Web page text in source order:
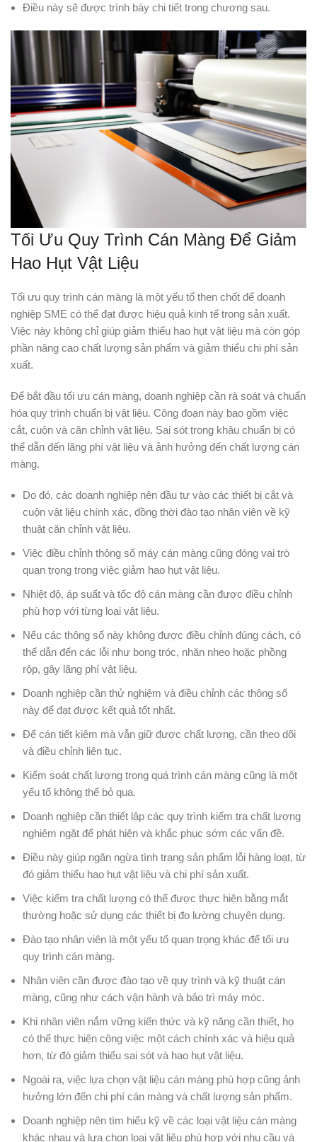
Điều này sẽ được trình bày chi tiết trong chương sau.
Tối Ưu Quy Trình Cán Màng Để Giảm
Hao Hụt Vật Liệu
Tối ưu quy trình cán màng là một yếu tố then chốt để doanh
nghiệp SME có thể đạt được hiệu quả kinh tế trong sản xuất.
Việc này không chỉ giúp giảm thiểu hao hụt vật liệu mà còn góp
phần nâng cao chất lượng sản phẩm và giảm thiểu chi phí sản
xuất.
Để bắt đầu tối ưu cán màng, doanh nghiệp cần rà soát và chuẩn
hóa quy trình chuẩn bị vật liệu. Công đoạn này bao gồm việc
cắt, cuộn và căn chỉnh vật liệu. Sai sót trong khâu chuẩn bị có
thể dẫn đến lãng phí vật liệu và ảnh hưởng đến chất lượng cán
màng.
Do đó, các doanh nghiệp nên đầu tư vào các thiết bị cắt và
cuộn vật liệu chính xác, đồng thời đào tạo nhân viên về kỹ
thuật căn chỉnh vật liệu.
Việc điều chỉnh thông số máy cán màng cũng đóng vai trò
quan trọng trong việc giảm hao hụt vật liệu.
Nhiệt độ, áp suất và tốc độ cán màng cần được điều chỉnh
phù hợp với từng loại vật liệu.
Nếu các thông số này không được điều chỉnh đúng cách, có
thể dẫn đến các lỗi như bong tróc, nhăn nheo hoặc phồng
rộp, gây lãng phí vật liệu.
Doanh nghiệp cần thử nghiệm và điều chỉnh các thông số
này để đạt được kết quả tốt nhất.
Để cán tiết kiệm mà vẫn giữ được chất lượng, cần theo dõi
và điều chỉnh liên tục.
Kiểm soát chất lượng trong quá trình cán màng cũng là một
yếu tố không thể bỏ qua.
Doanh nghiệp cần thiết lập các quy trình kiểm tra chất lượng
nghiêm ngặt để phát hiện và khắc phục sớm các vấn đề.
Điều này giúp ngăn ngừa tình trạng sản phẩm lỗi hàng loạt, từ
đó giảm thiểu hao hụt vật liệu và chi phí sản xuất.
Việc kiểm tra chất lượng có thể được thực hiện bằng mắt
thường hoặc sử dụng các thiết bị đo lường chuyên dụng.
Đào tạo nhân viên là một yếu tố quan trọng khác để tối ưu
quy trình cán màng.
Nhân viên cần được đào tạo về quy trình và kỹ thuật cán
màng, cũng như cách vận hành và bảo trì máy móc.
Khi nhân viên nắm vững kiến thức và kỹ năng cần thiết, họ
có thể thực hiện công việc một cách chính xác và hiệu quả
hơn, từ đó giảm thiểu sai sót và hao hụt vật liệu.
Ngoài ra, việc lựa chọn vật liệu cán màng phù hợp cũng ảnh
hưởng lớn đến chi phí cán màng và chất lượng sản phẩm.
Doanh nghiệp nên tìm hiểu kỹ về các loại vật liệu cán màng
khác nhau và lựa chọn loại vật liệu phù hợp với nhu cầu và